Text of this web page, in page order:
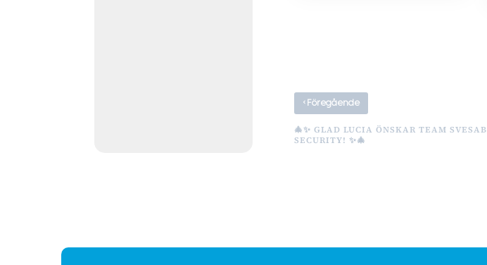
‹Föregående
🎄✨ GLAD LUCIA ÖNSKAR TEAM SVESAB
SECURITY! ✨🎄